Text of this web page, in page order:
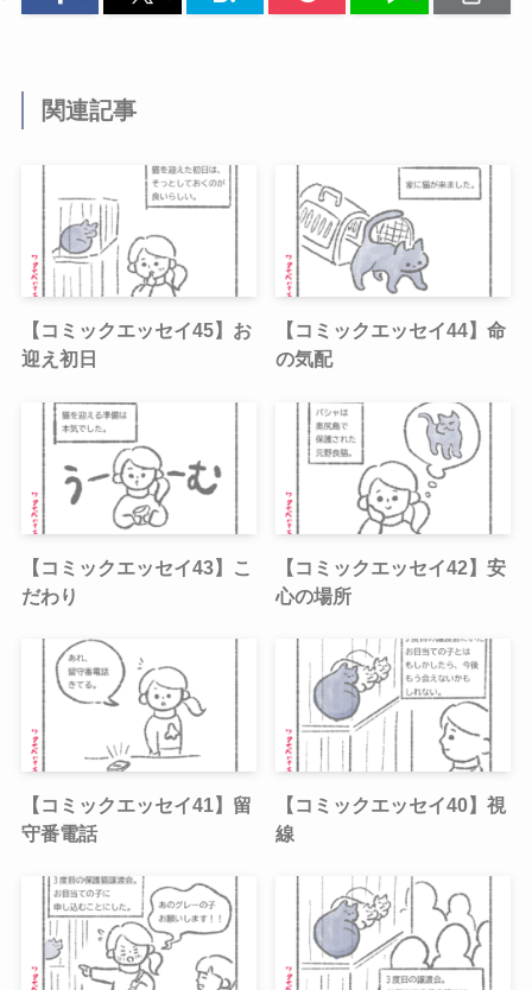
関連記事
【コミックエッセイ45】お
迎え初日
【コミックエッセイ44】命
の気配
【コミックエッセイ43】こ
だわり
【コミックエッセイ42】安
心の場所
【コミックエッセイ41】留
守番電話
【コミックエッセイ40】視
線